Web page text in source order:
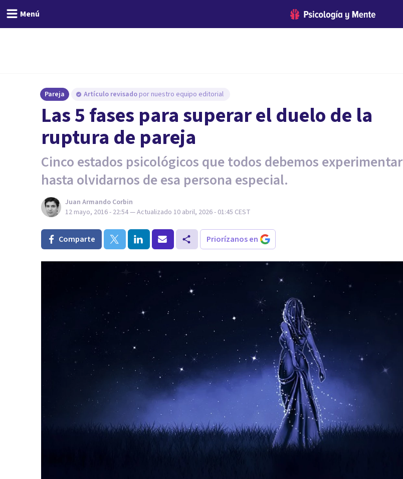
Menú
Pareja Artículo revisado por nuestro equipo editorial
​Las 5 fases para superar el duelo de la
ruptura de pareja
Cinco estados psicológicos que todos debemos experimentar
hasta olvidarnos de esa persona especial.
Juan Armando Corbin
12 mayo, 2016 - 22:54— Actualizado 10 abril, 2026 - 01:45 CEST
Comparte Priorízanos en